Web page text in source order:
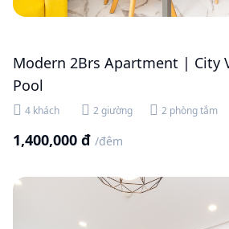
Modern 2Brs Apartment | City
Pool
4 khách 2 giường 2 phòng tắm
1,400,000 đ /đêm